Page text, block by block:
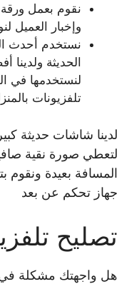
نقوم بعمل ورقة
وإخبار العميل
نستخدم أحدث
الحديثة ولدينا
لنستخدمها في
تلفزيونات
لدينا شاشات حديثة
لتعطي صورة نقية
المسافة بعيدة ونقوم
جهاز تحكم عن بعد
تصليح
هل واجهتك مشكلة